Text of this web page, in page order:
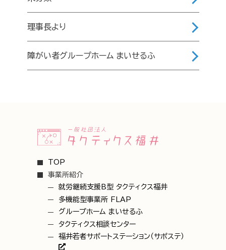
理事長より
障がい者グループホーム まいせるふ
TOP
事業所紹介
就労継続支援B型 タクティクス福井
多機能型事業所 FLAP
グループホーム まいせるふ
タクティクス相談センター
福井若者サポートステーション（サポステ）